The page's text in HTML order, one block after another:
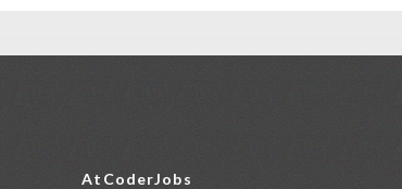
AtCoderJobs